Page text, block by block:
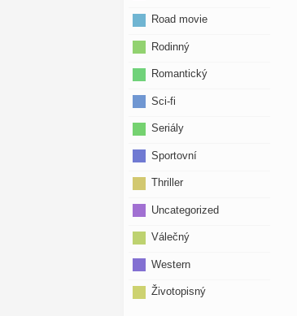
Road movie
Rodinný
Romantický
Sci-fi
Seriály
Sportovní
Thriller
Uncategorized
Válečný
Western
Životopisný